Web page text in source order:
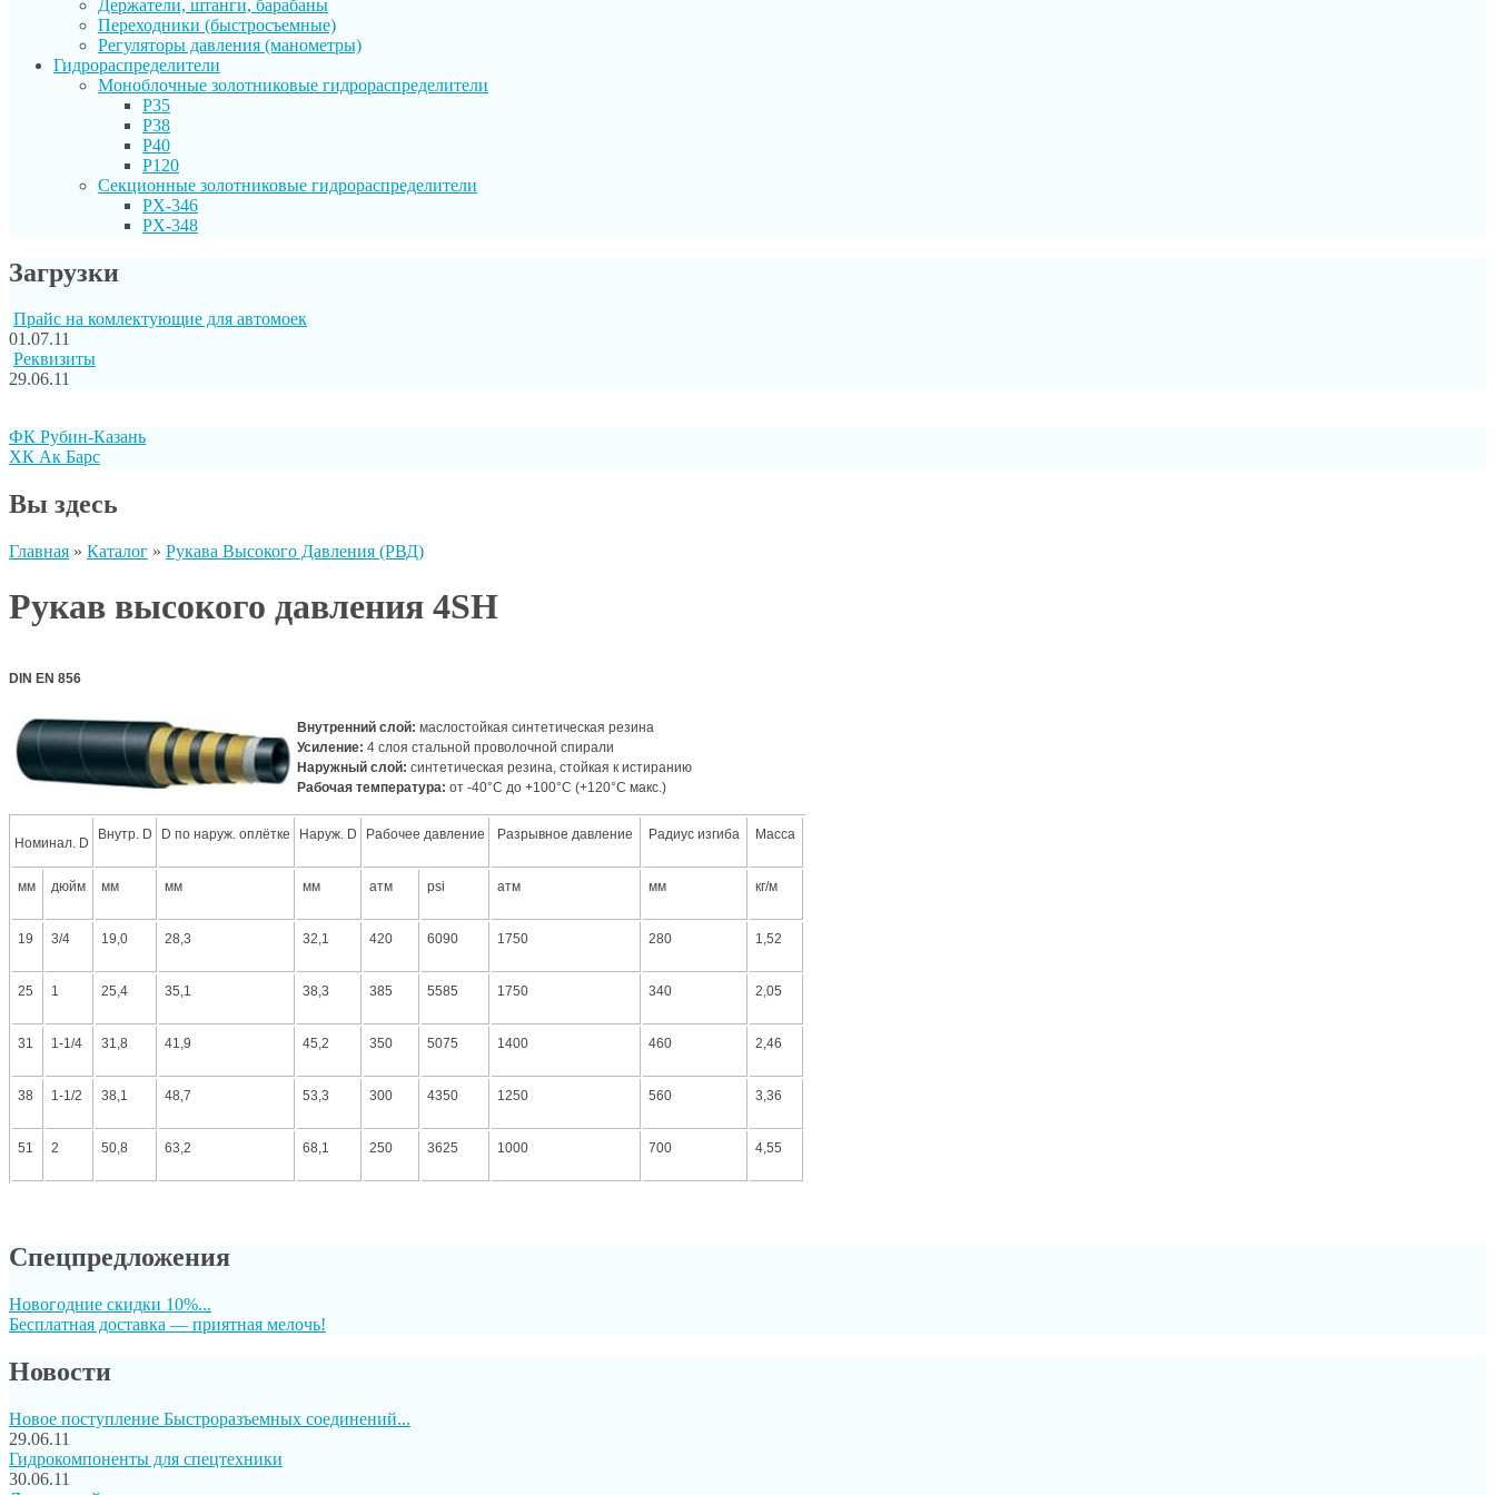
Держатели, штанги, барабаны
Переходники (быстросъемные)
Регуляторы давления (манометры)
Гидрораспределители
Моноблочные золотниковые гидрораспределители
P35
P38
P40
P120
Секционные золотниковые гидрораспределители
PX-346
PX-348
Загрузки
Прайс на комлектующие для автомоек
01.07.11
Реквизиты
29.06.11
ФК Рубин-Казань
ХК Ак Барс
Вы здесь
Главная » Каталог » Рукава Высокого Давления (РВД)
Рукав высокого давления 4SH
DIN EN 856
Внутренний слой: маслостойкая синтетическая резина
Усиление: 4 слоя стальной проволочной спирали
Наружный слой: синтетическая резина, стойкая к истиранию
Рабочая температура: от -40°С до +100°С (+120°С макс.)
Номинал. D
Внутр. D D по наруж. оплётке Наруж. D Рабочее давление Разрывное давление Радиус изгиба Масса
мм дюйм мм мм мм атм psi атм мм кг/м
19 3/4 19,0 28,3 32,1 420 6090 1750 280 1,52
25 1 25,4 35,1 38,3 385 5585 1750 340 2,05
31 1-1/4 31,8 41,9 45,2 350 5075 1400 460 2,46
38 1-1/2 38,1 48,7 53,3 300 4350 1250 560 3,36
51 2 50,8 63,2 68,1 250 3625 1000 700 4,55
Спецпредложения
Новогодние скидки 10%...
Бесплатная доставка — приятная мелочь!
Новости
Новое поступление Быстроразъемных соединений...
29.06.11
Гидрокомпоненты для спецтехники
30.06.11